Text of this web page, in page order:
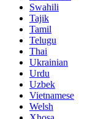
Swahili
Tajik
Tamil
Telugu
Thai
Ukrainian
Urdu
Uzbek
Vietnamese
Welsh